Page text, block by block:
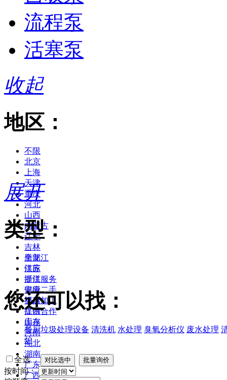
流程泵
活塞泵
收起
地区：
不限
北京
上海
天津
重庆
河北
山西
内蒙古
辽宁
吉林
黑龙江
江苏
浙江
安徽
福建
江西
山东
河南
湖北
湖南
广东
广西
展开
类型：
全部
供应
提供服务
供应二手
提供加工
提供合作
库存
您还可以找：
餐厨垃圾处理设备 清洗机 水处理 臭氧分析仪 废水处理
炉
全选
按时间：